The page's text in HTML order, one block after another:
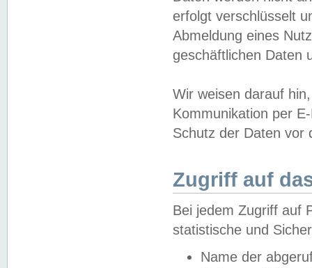
erfolgt verschlüsselt
Abmeldung eines
geschäftlichen Daten
Wir weisen darauf
Kommunikation per
Schutz der Daten vor
Zugriff auf
Bei jedem Zugriff auf
statistische und
Name der